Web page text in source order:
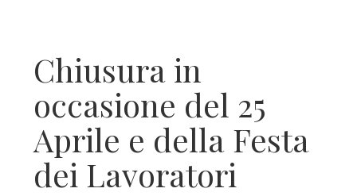
Chiusura in
occasione del 25
Aprile e della Festa
dei Lavoratori